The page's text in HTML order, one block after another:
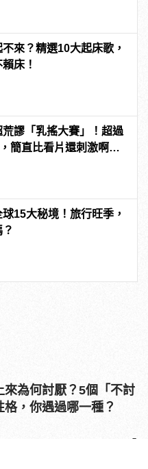
來？精選10大起床歌，
床！
荒謬「乳搖大賽」！超過
簡直比看片還刺激啊！ |
15大秘境！旅行旺季，
來為何討厭？5個「不討
格，你遇過哪一種？